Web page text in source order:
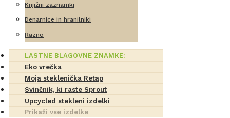
Knjižni zaznamki
Denarnice in hranilniki
Razno
LASTNE BLAGOVNE ZNAMKE:
Eko vrečka
Moja steklenička Retap
Svinčnik, ki raste Sprout
Upcycled stekleni izdelki
Prikaži vse izdelke